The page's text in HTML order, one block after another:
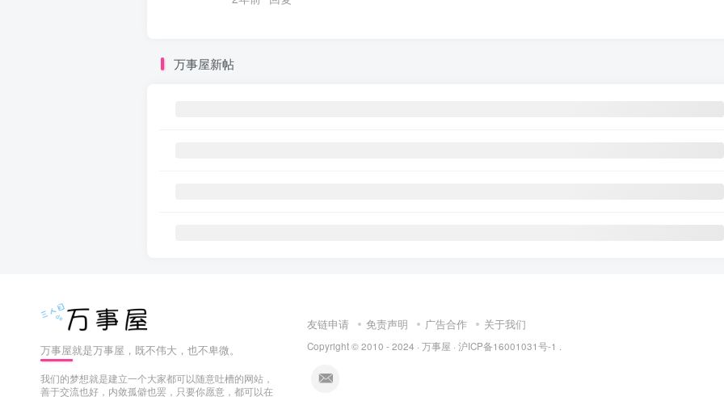
万事屋新帖
万事屋就是万事屋，既不伟大，也不卑微。
我们的梦想就是建立一个大家都可以随意吐槽的网站，
善于交流也好，内敛孤僻也罢，只要你愿意，都可以在
友链申请 免责声明 广告合作 关于我们
Copyright © 2010 - 2024 · 万事屋 · 沪ICP备16001031号-1